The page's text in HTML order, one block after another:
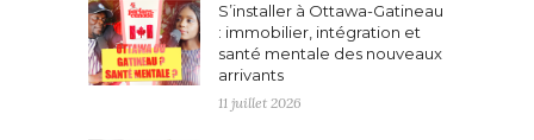
S’installer à Ottawa-Gatineau
: immobilier, intégration et
santé mentale des nouveaux
arrivants
11 juillet 2026